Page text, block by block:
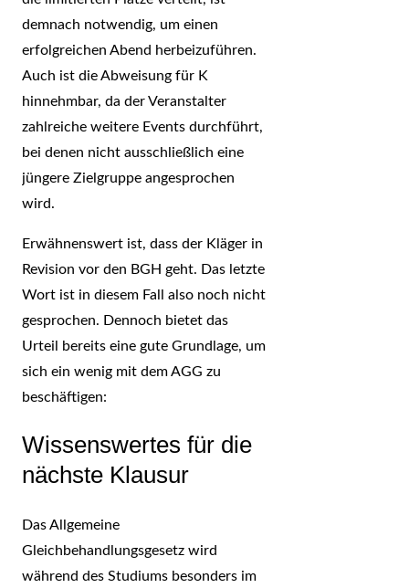
demnach notwendig, um einen
erfolgreichen Abend herbeizuführen.
Auch ist die Abweisung für K
hinnehmbar, da der Veranstalter
zahlreiche weitere Events durchführt,
bei denen nicht ausschließlich eine
jüngere Zielgruppe angesprochen
wird.
Erwähnenswert ist, dass der Kläger in
Revision vor den BGH geht. Das letzte
Wort ist in diesem Fall also noch nicht
gesprochen. Dennoch bietet das
Urteil bereits eine gute Grundlage, um
sich ein wenig mit dem AGG zu
beschäftigen:
Wissenswertes für die
nächste Klausur
Das Allgemeine
Gleichbehandlungsgesetz wird
während des Studiums besonders im